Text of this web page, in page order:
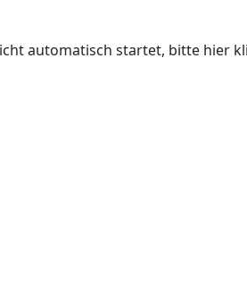
automatisch startet, bitte hier